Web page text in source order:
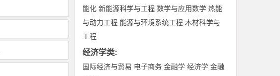
能化 新能源科学与工程 数学与应用数学 热能
与动力工程 能源与环境系统工程 木材科学与
工程
经济学类:
国际经济与贸易 电子商务 金融学 经济学 金融